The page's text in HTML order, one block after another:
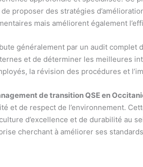
proposer des stratégies
mais améliorent également
généralement par un audit complet
et de déterminer les meilleures
la révision des procédures et
de transition QSE en
et de respect de l’environnement.
d’excellence et de durabilité au
cherchant à améliorer ses